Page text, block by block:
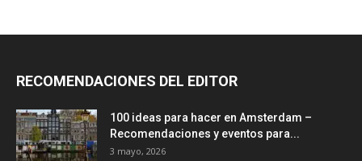
RECOMENDACIONES DEL EDITOR
100 ideas para hacer en Amsterdam –
Recomendaciones y eventos para...
3 mayo, 2026